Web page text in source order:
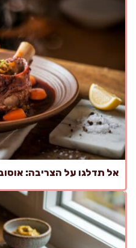
אל תדלגו על הצריבה: